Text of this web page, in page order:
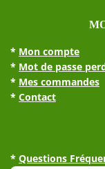
* Mon compte
* Mot de passe
* Mes commandes
* Contact
* Questions